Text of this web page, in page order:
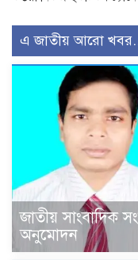
এ জাতীয় আরো
জাতীয় সাংবাদিক
অনুমোদন